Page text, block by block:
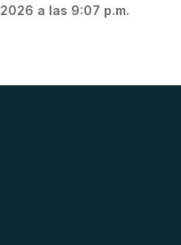
a las 9:07 p.m.